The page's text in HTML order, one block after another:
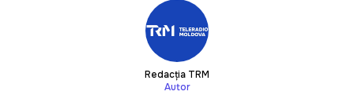
Redacția TRM
Autor